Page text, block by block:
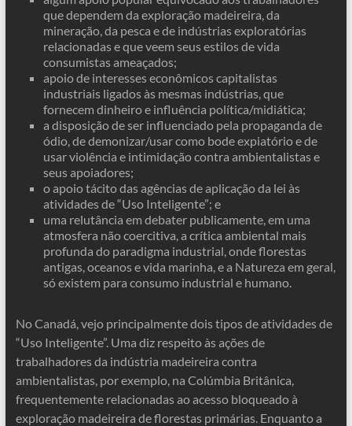
que dependem da exploração madeireira, da
mineração, da pesca e de indústrias exploratórias
relacionadas e que veem seus estilos de vida
consumistas ameaçados;
apoio de interesses econômicos capitalistas
industriais ligados às mesmas indústrias, que
fornecem dinheiro e influência política/midiática;
a disposição de ser influenciado pela propaganda de
ódio, de demonizar/usar como bode expiatório e de
usar violência e intimidação contra ambientalistas e
seus apoiadores;
o apoio tácito das agências de aplicação da lei às
atividades de “Uso Inteligente”; e
uma relutância em debater publicamente, em uma
atmosfera não coercitiva, a crítica ambiental mais
profunda do paradigma industrial, onde florestas
antigas, oceanos e vida marinha, e a Natureza em geral,
só existem para consumo industrial e humano.
No Canadá, vejo principalmente dois tipos de atividades de
“Uso Inteligente”. Uma diz respeito às ações de
trabalhadores da indústria madeireira contra
ambientalistas, por exemplo, na Colúmbia Britânica,
frequentemente relacionadas ao acesso bloqueado à
exploração madeireira de florestas primárias. Enquanto a